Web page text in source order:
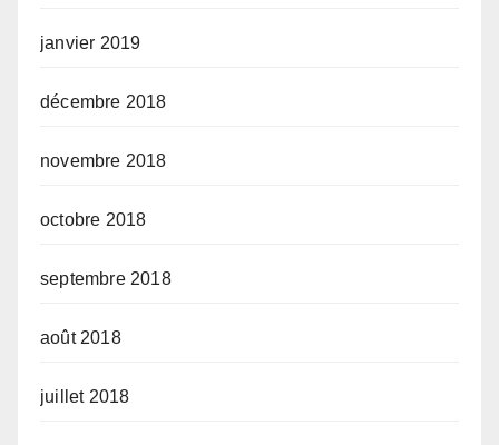
janvier 2019
décembre 2018
novembre 2018
octobre 2018
septembre 2018
août 2018
juillet 2018